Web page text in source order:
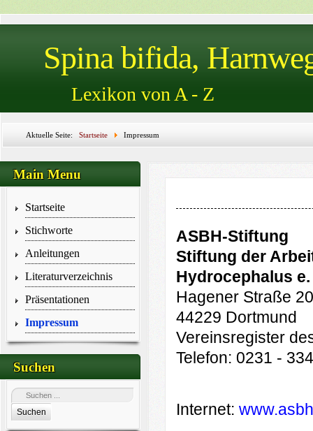
Spina bifida,
Lexikon von A - Z
Aktuelle Seite: Startseite Impressum
Main Menu
Startseite
Stichworte
Anleitungen
Literaturverzeichnis
Präsentationen
Impressum
Suchen
Suchen
ASBH-Stiftung
Stiftung der
Hydrocephalus e.
Hagener Straße
44229 Dortmund
Vereinsregister
Telefon: 0231 -
Internet: